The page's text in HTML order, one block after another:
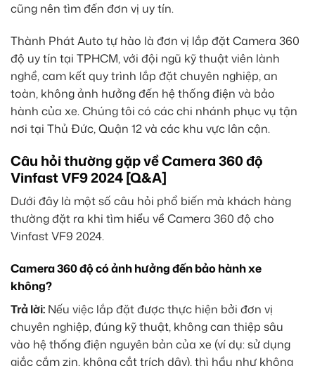
cũng nên tìm đến đơn vị uy tín.
Thành Phát Auto tự hào là đơn vị lắp đặt Camera 360
độ uy tín tại TPHCM, với đội ngũ kỹ thuật viên lành
nghề, cam kết quy trình lắp đặt chuyên nghiệp, an
toàn, không ảnh hưởng đến hệ thống điện và bảo
hành của xe. Chúng tôi có các chi nhánh phục vụ tận
nơi tại Thủ Đức, Quận 12 và các khu vực lân cận.
Câu hỏi thường gặp về Camera 360 độ
Vinfast VF9 2024 [Q&A]
Dưới đây là một số câu hỏi phổ biến mà khách hàng
thường đặt ra khi tìm hiểu về Camera 360 độ cho
Vinfast VF9 2024.
Camera 360 độ có ảnh hưởng đến bảo hành xe
không?
Trả lời: Nếu việc lắp đặt được thực hiện bởi đơn vị
chuyên nghiệp, đúng kỹ thuật, không can thiệp sâu
vào hệ thống điện nguyên bản của xe (ví dụ: sử dụng
giắc cắm zin, không cắt trích dây), thì hầu như không